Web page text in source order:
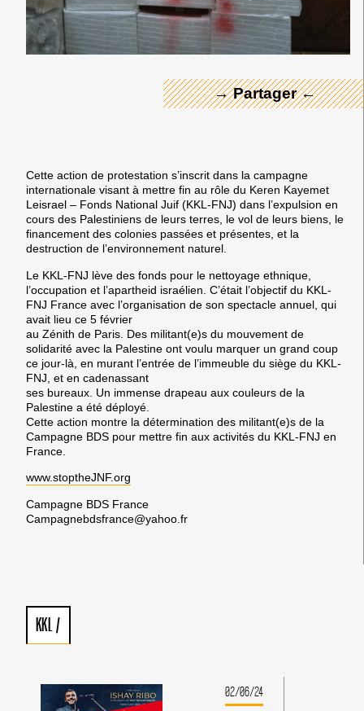
→ Partager ←
← Merci ! →
Cette action de protestation s’inscrit dans la campagne
internationale visant à mettre fin au rôle du Keren Kayemet
Leisrael – Fonds National Juif (KKL-FNJ) dans l’expulsion en
cours des Palestiniens de leurs terres, le vol de leurs biens, le
financement des colonies passées et présentes, et la
destruction de l’environnement naturel.
Le KKL-FNJ lève des fonds pour le nettoyage ethnique,
l’occupation et l’apartheid israélien. C’était l’objectif du KKL-
FNJ France avec l’organisation de son spectacle annuel, qui
avait lieu ce 5 février
au Zénith de Paris. Des militant(e)s du mouvement de
solidarité avec la Palestine ont voulu marquer un grand coup
ce jour-là, en murant l’entrée de l’immeuble du siège du KKL-
FNJ, et en cadenassant
ses bureaux. Un immense drapeau aux couleurs de la
Palestine a été déployé.
Cette action montre la détermination des militant(e)s de la
Campagne BDS pour mettre fin aux activités du KKL-FNJ en
France.
www.stoptheJNF.org
Campagne BDS France
Campagnebdsfrance@yahoo.fr
KKL/
02/06/24